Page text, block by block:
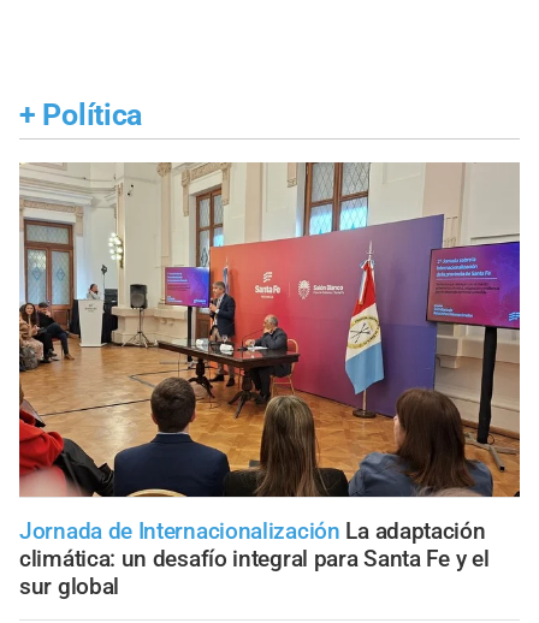
+ Política
Jornada de Internacionalización La adaptación
climática: un desafío integral para Santa Fe y el
sur global